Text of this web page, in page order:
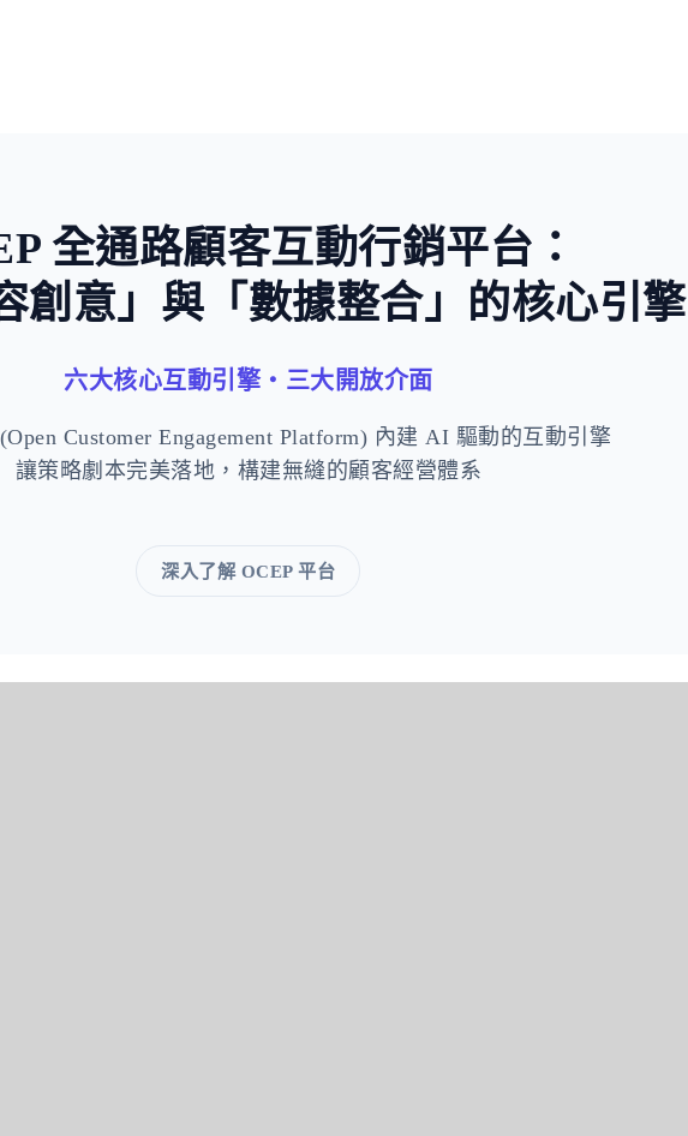
全通路顧客互動行銷平台：
創意」與「數據整合」的核心引擎
六大核心互動引擎・三大開放介面
Customer Engagement Platform) 內建 AI 驅動的互動引擎
讓策略劇本完美落地，構建無縫的顧客經營體系
深入了解 OCEP 平台